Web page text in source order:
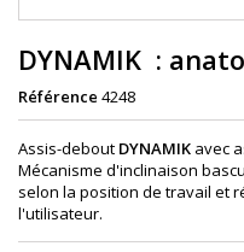
DYNAMIK :
Référence 4248
Assis-debout DYNAMIK avec
Mécanisme d'inclinaison
selon la position de travail et
l'utilisateur.